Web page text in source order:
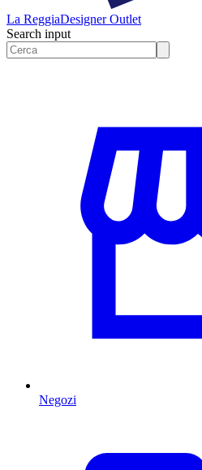
La ReggiaDesigner Outlet
Search input
Negozi